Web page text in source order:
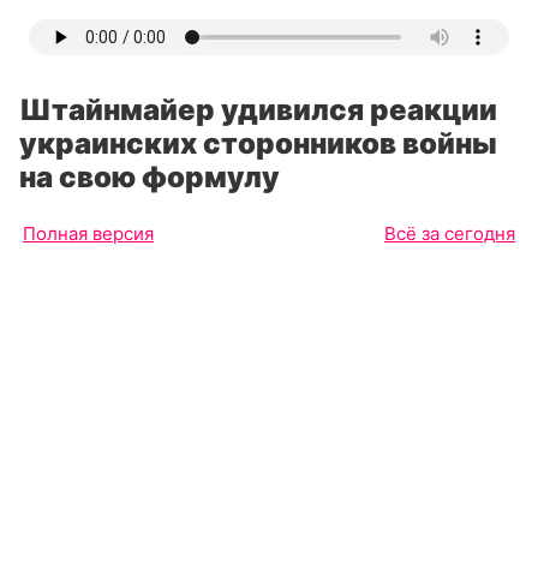
Штайнмайер удивился реакции
украинских сторонников войны
на свою формулу
Полная версия Всё за сегодня